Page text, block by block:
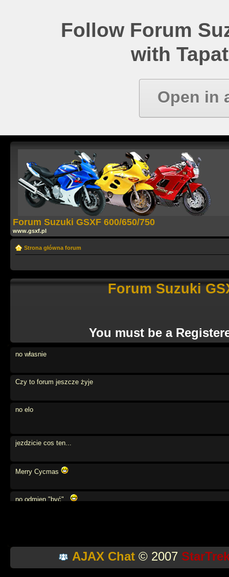
Follow Forum
with
Open in
Forum Suzuki GSXF 600/650/750
www.gsxf.pl
Strona główna forum
Forum Suzuki
You must be a
no własnie
Czy to forum jeszcze żyje
no elo
jezdzicie cos ten...
Merry Cycmas
no odmien "być",,
moze powtórzymy angielski?AJAX Chat© 2007